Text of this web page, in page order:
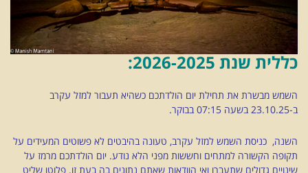
כללית שנת 2026-2025:
השמש מבשרת את תחילת יום הולדתכם כשהיא תעבור למזל עקרב
ב-23.10.25 בשעה 07:15 בבוקר.
השנה, כניסת השמש למזל עקרב, טעונה בהיבטים לא פשוטים המעידים על
תקופה הקשורה למתחים וחששות מפני הלא נודע. יום הולדתכם מרמז על
שינויים גדולים שתעברו ואי הוודאות שאתם נתונים בה בעת זו. פלוטו שליט